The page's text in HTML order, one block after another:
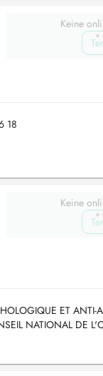
Keine
18
Keine
ET
NATIONAL DE